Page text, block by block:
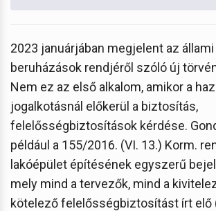
2023 januárjában megjelent az
beruházások rendjéről szóló új
Nem ez az első alkalom, amikor a
jogalkotásnál előkerül a biztosítás,
felelősségbiztosítások kérdése.
például a 155/2016. (VI. 13.) Korm.
lakóépület építésének egyszerű
mely mind a tervezők, mind a
kötelező felelősségbiztosítást írt elő